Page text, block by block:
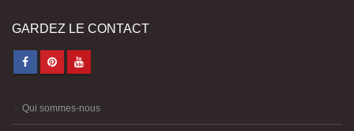
GARDEZ LE CONTACT
Qui sommes-nous